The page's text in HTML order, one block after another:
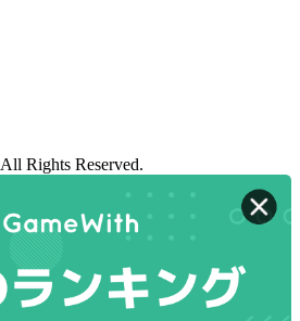
All Rights Reserved.